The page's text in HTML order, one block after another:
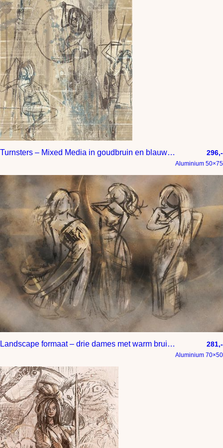
Turnsters – Mixed Media in goudbruin en blauwe accenten 296,-
Aluminium 50×75
Landscape formaat – drie dames met warm bruine kleuren 281,-
Aluminium 70×50